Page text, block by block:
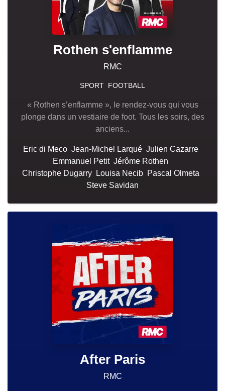
Rothen s'enflamme
RMC
SPORT FOOTBALL
« Rothen s’enflamme », le rendez-vous qui vous
plonge dans un vestiaire de foot. Tous les soirs, des
anciens...
Eric di Meco Jean-Michel Larqué Julien Cazarre
Emmanuel Petit Jérôme Rothen
Christophe Dugarry
Louisa Necib
Pascal Olmeta
Steve Savidan
After Paris
RMC